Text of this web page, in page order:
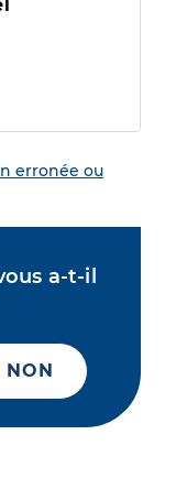
erronée ou
a-t-il
NON